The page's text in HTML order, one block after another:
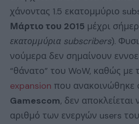
χάνοντας 1.5 εκατομμύριο
Μάρτιο του 2015 μέχρι
εκατομμύρια subscribers).
νούμερα δεν σημαίνουν
“θάνατο” του WoW, καθώς με
expansion που ανακοινώθηκε
Gamescom, δεν αποκλείεται
αριθμό των ενεργών users